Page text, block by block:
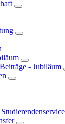
- Jubiläum